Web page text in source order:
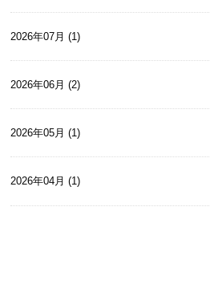
2026年07月 (1)
2026年06月 (2)
2026年05月 (1)
2026年04月 (1)